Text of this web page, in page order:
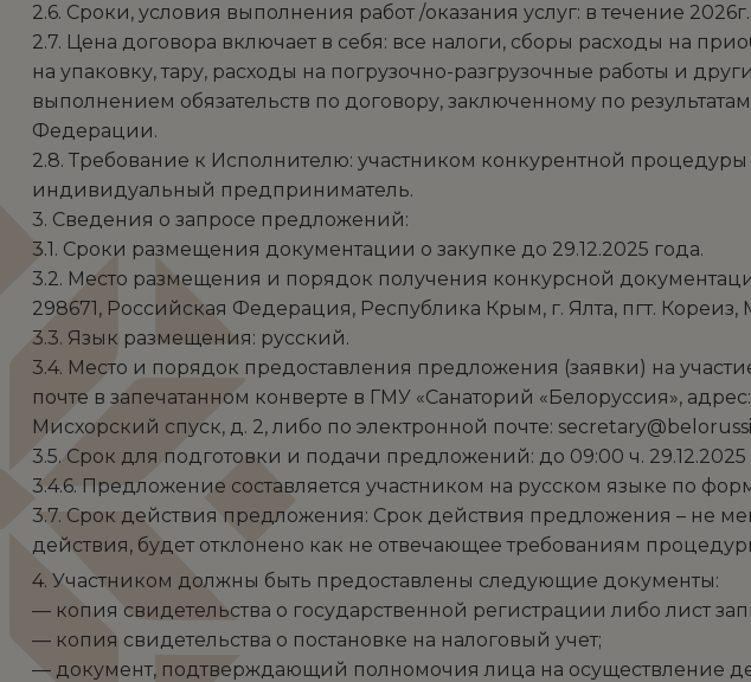
2.6. Сроки, условия выполнения работ /оказания услуг: в течение 2026г.
2.7. Цена договора включает в себя: все налоги, сборы расходы на
на упаковку, тару, расходы на погрузочно-разгрузочные работы и
выполнением обязательств по договору, заключенному по
Федерации.
2.8. Требование к Исполнителю: участником конкурентной
индивидуальный предприниматель.
3. Сведения о запросе предложений:
3.1. Сроки размещения документации о закупке до 29.12.2025 года.
3.2. Место размещения и порядок получения конкурсной
298671, Российская Федерация, Республика Крым, г. Ялта, пгт.
3.3. Язык размещения: русский.
3.4. Место и порядок предоставления предложения (заявки) на
почте в запечатанном конверте в ГМУ «Санаторий «Белоруссия»,
Мисхорский спуск, д. 2, либо по электронной почте:
3.5. Срок для подготовки и подачи предложений: до 09:00 ч. 29.12.2025
3.4.6. Предложение составляется участником на русском языке по
3.7. Срок действия предложения: Срок действия предложения – не
действия, будет отклонено как не отвечающее требованиям
4. Участником должны быть предоставлены следующие документы:
— копия свидетельства о государственной регистрации либо лист
— копия свидетельства о постановке на налоговый учет;
— документ, подтверждающий полномочия лица на осуществление